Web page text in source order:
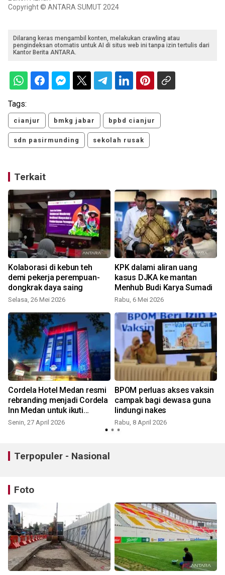
Copyright © ANTARA SUMUT 2024
Dilarang keras mengambil konten, melakukan crawling atau
pengindeksan otomatis untuk AI di situs web ini tanpa izin tertulis dari
Kantor Berita ANTARA.
Tags:
cianjur bmkg jabar bpbd cianjur
sdn pasirmunding sekolah rusak
Terkait
Kolaborasi di kebun teh
demi pekerja perempuan-
dongkrak daya saing
Selasa, 26 Mei 2026
KPK dalami aliran uang
kasus DJKA ke mantan
Menhub Budi Karya Sumadi
Rabu, 6 Mei 2026
Cordela Hotel Medan resmi
rebranding menjadi Cordela
Inn Medan untuk ikuti
dinamika pasar dan
Senin, 27 April 2026
BPOM perluas akses vaksin
campak bagi dewasa guna
lindungi nakes
Rabu, 8 April 2026
Terpopuler - Nasional
Foto